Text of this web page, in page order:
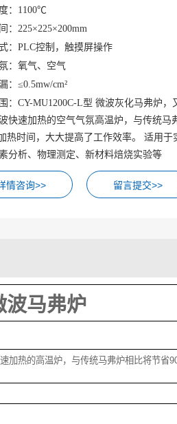
：1100℃
：225×225×200mm
：PLC控制，触摸屏操作
：氧气、空气
：≤0.5mw/cm²
：CY-MU1200C-L型 微波灰化马弗炉，
快速加热的空气气氛高温炉，与传统马
热时间，大大提高了工作效率。 适用于
分析、物理测定、新材料焙烧实验等
留言提交>>
波马弗炉
加热的高温炉，与传统马弗炉相比将节省